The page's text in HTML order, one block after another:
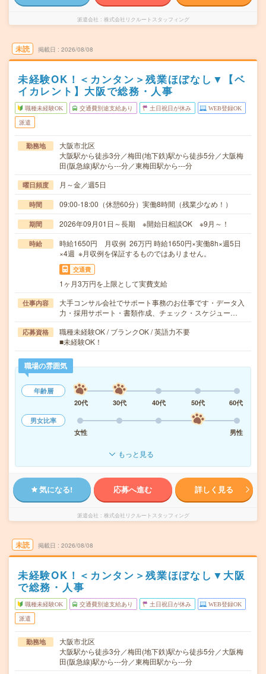
派遣会社 株式会社リクルートスタッフィング
未読 掲載日 2026/08/08
未経験OK！＜カンタン＞残業ほぼなし▼【ベ
イカレント】大阪で総務・人事
職種未経験OK 交通費別途支給あり 土日祝日が休み WEB登録OK
派遣
勤務地
大阪市北区
大阪駅から徒歩3分／梅田(地下鉄)駅から徒歩5分／大阪梅
田(阪急線)駅から---分／東梅田駅から---分
曜日頻度 月～金／週5日
時間 09:00-18:00（休憩60分）実働8時間（残業少なめ！）
期間 2026年09月01日～長期 ※開始日相談OK ※9月～！
時給
時給1650円 月収例 26万円 時給1650円×実働8h×週5日
×4週 ※月収例を保証するものではありません。
交通費
1ヶ月3万円を上限として実費支給
仕事内容
大手コンサル会社でサポート事務のお仕事です・データ入
力・採用サポート・書類作成、チェック・スケジュー…
応募資格
職種未経験OK / ブランクOK / 英語力不要
■未経験OK！
職場の雰囲気
年齢層
20代
30代 40代 50代
60代
男女比率
女性
男性
もっと見る
気になる! 応募へ進む 詳しく見る
派遣会社 株式会社リクルートスタッフィング
未読 掲載日 2026/08/08
未経験OK！＜カンタン＞残業ほぼなし▼大阪
で総務・人事
職種未経験OK 交通費別途支給あり 土日祝日が休み WEB登録OK
派遣
勤務地
大阪市北区
大阪駅から徒歩3分／梅田(地下鉄)駅から徒歩5分／大阪梅
田(阪急線)駅から---分／東梅田駅から---分